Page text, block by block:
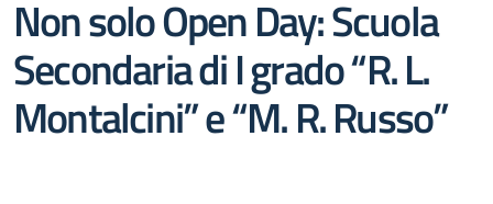
Non solo Open Day: Scuola
Secondaria di I grado “R. L.
Montalcini” e “M. R. Russo”